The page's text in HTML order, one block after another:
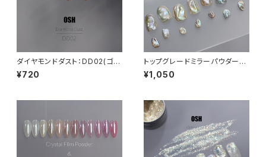
ダイヤモンドダスト：DD02(ゴー
ルド系)
¥720
トップグレードミラーパウダー：T
he Pearl
¥1,050